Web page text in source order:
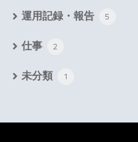
運用記録・報告 5
仕事 2
未分類 1